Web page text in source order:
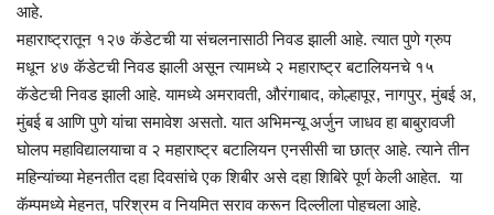
आहे.
महाराष्ट्रातून १२७ कॅडेटची या संचलनासाठी निवड झाली आहे. त्यात पुणे ग्रुप
मधून ४७ कॅडेटची निवड झाली असून त्यामध्ये २ महाराष्ट्र बटालियनचे १५
कॅडेटची निवड झाली आहे. यामध्ये अमरावती, औरंगाबाद, कोल्हापूर, नागपुर, मुंबई अ,
मुंबई ब आणि पुणे यांचा समावेश असतो. यात अभिमन्यू अर्जुन जाधव हा बाबुरावजी
घोलप महाविद्यालयाचा व २ महाराष्ट्र बटालियन एनसीसी चा छात्र आहे. त्याने तीन
महिन्यांच्या मेहनतीत दहा दिवसांचे एक शिबीर असे दहा शिबिरे पूर्ण केली आहेत. या
कॅम्पमध्ये मेहनत, परिश्रम व नियमित सराव करून दिल्लीला पोहचला आहे.